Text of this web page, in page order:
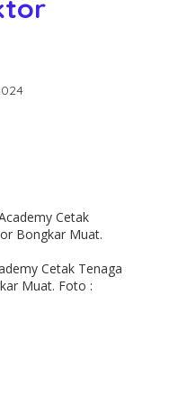
Cetak Tenaga
Muat. Foto :